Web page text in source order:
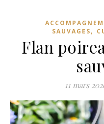
SAUVAGES,
Flan
11 mars